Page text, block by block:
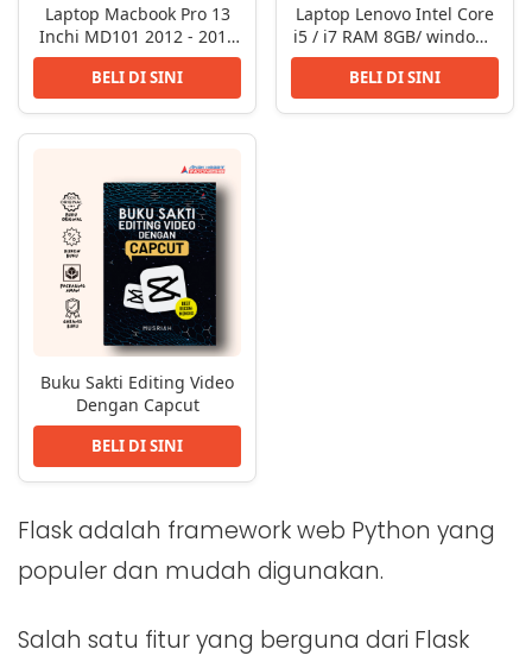
Laptop Macbook Pro 13
Inchi MD101 2012 - 2015
Core i5 8GB
BELI DI SINI
Laptop Lenovo Intel Core
i5 / i7 RAM 8GB/ windows
10 / 11
BELI DI SINI
Buku Sakti Editing Video
Dengan Capcut
BELI DI SINI
Flask adalah framework web Python yang
populer dan mudah digunakan.
Salah satu fitur yang berguna dari Flask